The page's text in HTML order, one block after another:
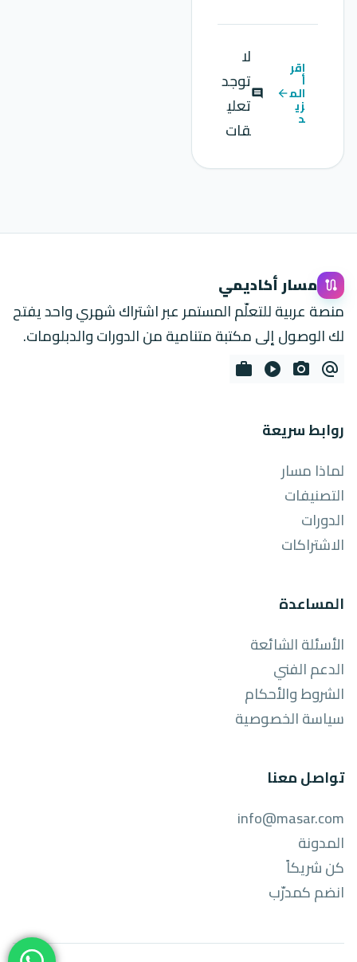
اقر
أ
الم
زي
د
arrow_back
comment
لا
توجد
تعلي
قات
route مسار أكاديمي
منصة عربية للتعلّم المستمر عبر اشتراك شهري واحد يفتح
لك الوصول إلى مكتبة متنامية من الدورات والدبلومات.
alternate_email
photo_camera
play_circle
work
روابط سريعة
لماذا مسار
التصنيفات
الدورات
الاشتراكات
المساعدة
الأسئلة الشائعة
الدعم الفني
الشروط والأحكام
سياسة الخصوصية
تواصل معنا
info@masar.com
المدونة
كن شريكاً
انضم كمدرّب